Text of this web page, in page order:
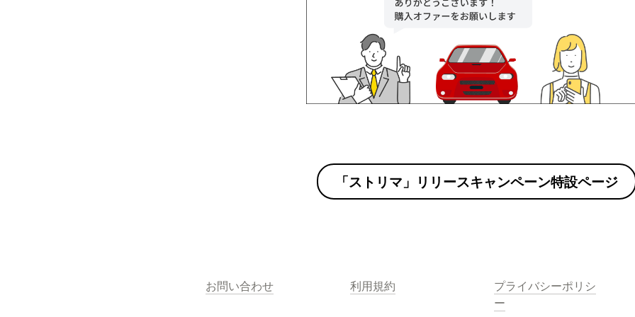
「ストリマ」リリースキャンペーン特設ページ
お問い合わせ 利用規約
プライバシーポリシ
ー